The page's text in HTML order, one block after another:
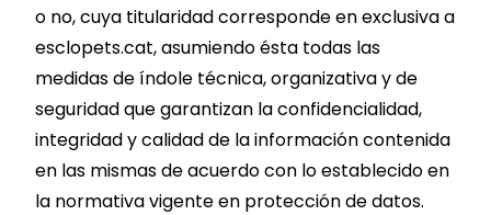
o no, cuya titularidad corresponde en exclusiva a
esclopets.cat, asumiendo ésta todas las
medidas de índole técnica, organizativa y de
seguridad que garantizan la confidencialidad,
integridad y calidad de la información contenida
en las mismas de acuerdo con lo establecido en
la normativa vigente en protección de datos.